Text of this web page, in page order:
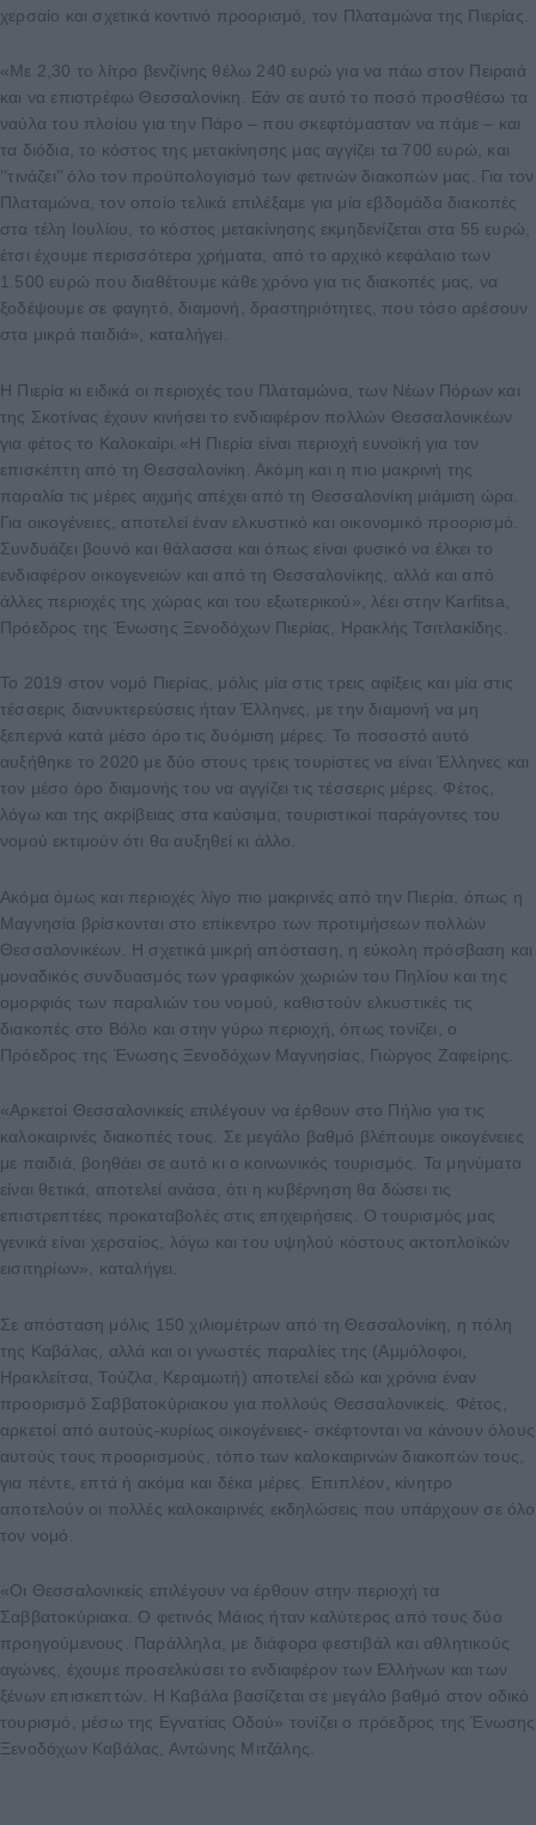
χερσαίο και σχετικά κοντινό προορισμό, τον Πλαταμώνα της Πιερίας.
«Με 2,30 το λίτρο βενζίνης θέλω 240 ευρώ για να πάω στον Πειραιά
και να επιστρέφω Θεσσαλονίκη. Εάν σε αυτό το ποσό προσθέσω τα
ναύλα του πλοίου για την Πάρο – που σκεφτόμασταν να πάμε – και
τα διόδια, το κόστος της μετακίνησης μας αγγίζει τα 700 ευρώ, και
’’τινάζει’’ όλο τον προϋπολογισμό των φετινών διακοπών μας. Για τον
Πλαταμώνα, τον οποίο τελικά επιλέξαμε για μία εβδομάδα διακοπές
στα τέλη Ιουλίου, το κόστος μετακίνησης εκμηδενίζεται στα 55 ευρώ,
έτσι έχουμε περισσότερα χρήματα, από το αρχικό κεφάλαιο των
1.500 ευρώ που διαθέτουμε κάθε χρόνο για τις διακοπές μας, να
ξοδέψουμε σε φαγητό, διαμονή, δραστηριότητες, που τόσο αρέσουν
στα μικρά παιδιά», καταλήγει.
Η Πιερία κι ειδικά οι περιοχές του Πλαταμώνα, των Νέων Πόρων και
της Σκοτίνας έχουν κινήσει το ενδιαφέρον πολλών Θεσσαλονικέων
για φέτος το Καλοκαίρι.«Η Πιερία είναι περιοχή ευνοϊκή για τον
επισκέπτη από τη Θεσσαλονίκη. Ακόμη και η πιο μακρινή της
παραλία τις μέρες αιχμής απέχει από τη Θεσσαλονίκη μιάμιση ώρα.
Για οικογένειες, αποτελεί έναν ελκυστικό και οικονομικό προορισμό.
Συνδυάζει βουνό και θάλασσα και όπως είναι φυσικό να έλκει το
ενδιαφέρον οικογενειών και από τη Θεσσαλονίκης, αλλά και από
άλλες περιοχές της χώρας και του εξωτερικού», λέει στην Karfitsa,
Πρόεδρος της Ένωσης Ξενοδόχων Πιερίας, Ηρακλής Τσιτλακίδης.
Το 2019 στον νομό Πιερίας, μόλις μία στις τρεις αφίξεις και μία στις
τέσσερις διανυκτερεύσεις ήταν Έλληνες, με την διαμονή να μη
ξεπερνά κατά μέσο όρο τις δυόμιση μέρες. Το ποσοστό αυτό
αυξήθηκε το 2020 με δύο στους τρεις τουρίστες να είναι Έλληνες και
τον μέσο όρο διαμονής του να αγγίζει τις τέσσερις μέρες. Φέτος,
λόγω και της ακρίβειας στα καύσιμα, τουριστικοί παράγοντες του
νομού εκτιμούν ότι θα αυξηθεί κι άλλο.
Ακόμα όμως και περιοχές λίγο πιο μακρινές από την Πιερία, όπως η
Μαγνησία βρίσκονται στο επίκεντρο των προτιμήσεων πολλών
Θεσσαλονικέων. Η σχετικά μικρή απόσταση, η εύκολη πρόσβαση και
μοναδικός συνδυασμός των γραφικών χωριών του Πηλίου και της
ομορφιάς των παραλιών του νομού, καθιστούν ελκυστικές τις
διακοπές στο Βόλο και στην γύρω περιοχή, όπως τονίζει, ο
Πρόεδρος της Ένωσης Ξενοδόχων Μαγνησίας, Γιώργος Ζαφείρης.
«Αρκετοί Θεσσαλονικείς επιλέγουν να έρθουν στο Πήλιο για τις
καλοκαιρινές διακοπές τους. Σε μεγάλο βαθμό βλέπουμε οικογένειες
με παιδιά, βοηθάει σε αυτό κι ο κοινωνικός τουρισμός. Τα μηνύματα
είναι θετικά, αποτελεί ανάσα, ότι η κυβέρνηση θα δώσει τις
επιστρεπτέες προκαταβολές στις επιχειρήσεις. Ο τουρισμός μας
γενικά είναι χερσαίος, λόγω και του υψηλού κόστους ακτοπλοϊκών
εισιτηρίων», καταλήγει.
Σε απόσταση μόλις 150 χιλιομέτρων από τη Θεσσαλονίκη, η πόλη
της Καβάλας, αλλά και οι γνωστές παραλίες της (Αμμόλοφοι,
Ηρακλείτσα, Τούζλα, Κεραμωτή) αποτελεί εδώ και χρόνια έναν
προορισμό Σαββατοκύριακου για πολλούς Θεσσαλονικείς. Φέτος,
αρκετοί από αυτούς-κυρίως οικογένειες- σκέφτονται να κάνουν όλους
αυτούς τους προορισμούς, τόπο των καλοκαιρινών διακοπών τους,
για πέντε, επτά ή ακόμα και δέκα μέρες. Επιπλέον, κίνητρο
αποτελούν οι πολλές καλοκαιρινές εκδηλώσεις που υπάρχουν σε όλο
τον νομό.
«Οι Θεσσαλονικείς επιλέγουν να έρθουν στην περιοχή τα
Σαββατοκύριακα. Ο φετινός Μάιος ήταν καλύτερος από τους δύο
προηγούμενους. Παράλληλα, με διάφορα φεστιβάλ και αθλητικούς
αγώνες, έχουμε προσελκύσει το ενδιαφέρον των Ελλήνων και των
ξένων επισκεπτών. Η Καβάλα βασίζεται σε μεγάλο βαθμό στον οδικό
τουρισμό, μέσω της Εγνατίας Οδού» τονίζει ο πρόεδρος της Ένωσης
Ξενοδόχων Καβάλας, Αντώνης Μιτζάλης.